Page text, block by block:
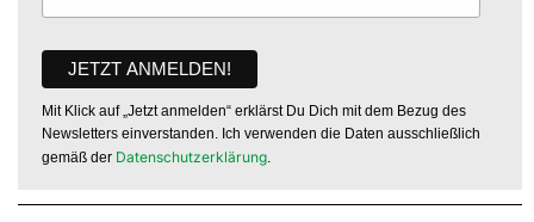
Mit Klick auf „Jetzt anmelden“ erklärst Du Dich mit dem Bezug des
Newsletters einverstanden. Ich verwenden die Daten ausschließlich
gemäß der Datenschutzerklärung.